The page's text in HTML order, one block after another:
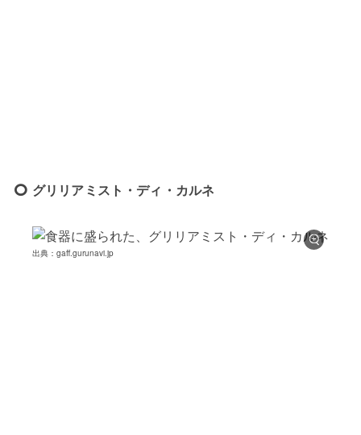
グリリアミスト・ディ・カルネ
出典：gaff.gurunavi.jp